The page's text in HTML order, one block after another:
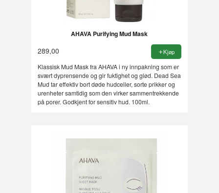
AHAVA Purifying Mud Mask
289,00 Kjøp
Klassisk Mud Mask fra AHAVA i ny innpakning som er
svært dyprensende og gir fuktighet og glød. Dead Sea
Mud tar effektiv bort døde hudceller, sorte prikker og
urenheter samtidig som den virker sammentrekkende
på porer. Godkjent for sensitiv hud. 100ml.